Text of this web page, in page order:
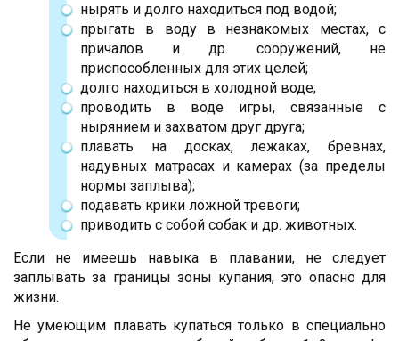
нырять и долго находиться под водой;
прыгать в воду в незнакомых местах, с
причалов и др. сооружений, не
приспособленных для этих целей;
долго находиться в холодной воде;
проводить в воде игры, связанные с
нырянием и захватом друг друга;
плавать на досках, лежаках, бревнах,
надувных матрасах и камерах (за пределы
нормы заплыва);
подавать крики ложной тревоги;
приводить с собой собак и др. животных.
Если не имеешь навыка в плавании, не следует
заплывать за границы зоны купания, это опасно для
жизни.
Не умеющим плавать купаться только в специально